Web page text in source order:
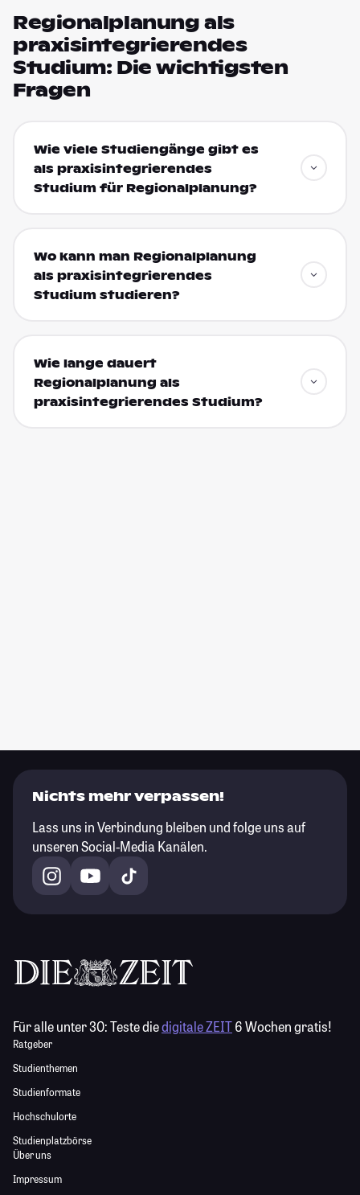
Regionalplanung als
praxisintegrierendes
Studium: Die wichtigsten
Fragen
Wie viele Studiengänge gibt es
als praxisintegrierendes
Studium für Regionalplanung?
Wo kann man Regionalplanung
als praxisintegrierendes
Studium studieren?
Wie lange dauert
Regionalplanung als
praxisintegrierendes Studium?
Nichts mehr verpassen!
Lass uns in Verbindung bleiben und folge uns auf
unseren Social-Media Kanälen.
Für alle unter 30:Teste diedigitale ZEIT6 Wochen gratis!
Ratgeber
Studienthemen
Studienformate
Hochschulorte
Studienplatzbörse
Über uns
Impressum